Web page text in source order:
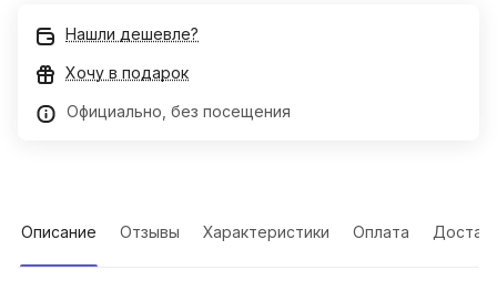
Нашли дешевле?
Хочу в подарок
Официально, без посещения
Описание Отзывы Характеристики Оплата